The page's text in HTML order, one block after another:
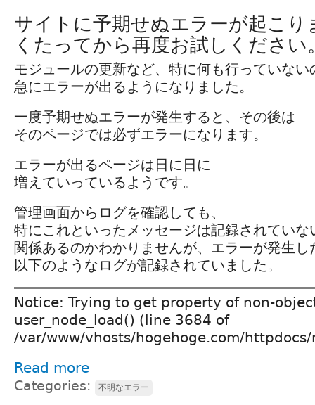
サイトに予期せぬエラーが起こ
くたってから再度お試しください
モジュールの更新など、特に何も行っていない
急にエラーが出るようになりました。
一度予期せぬエラーが発生すると、その後は
そのページでは必ずエラーになります。
エラーが出るページは日に日に
増えていっているようです。
管理画面からログを確認しても、
特にこれといったメッセージは記録されていな
関係あるのかわかりませんが、エラーが発生し
以下のようなログが記録されていました。
Notice: Trying to get property of non-
user_node_load() (line 3684 of
/var/www/vhosts/hogehoge.com/
Read more
Categories: 不明なエラー